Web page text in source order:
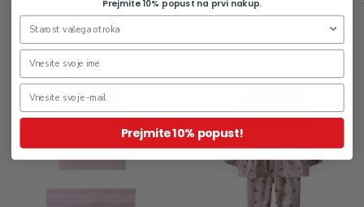
Otroški komplet za dekleta
Moppy
dekleta Dry10
Prejmite 10% popust na prvi nakup.
Prejmite 10% popust!